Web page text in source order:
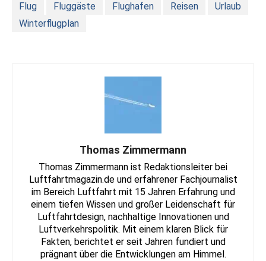
Flug
Fluggäste Flughafen Reisen
Urlaub
Winterflugplan
Thomas Zimmermann
Thomas Zimmermann ist Redaktionsleiter bei
Luftfahrtmagazin.de und erfahrener Fachjournalist
im Bereich Luftfahrt mit 15 Jahren Erfahrung und
einem tiefen Wissen und großer Leidenschaft für
Luftfahrtdesign, nachhaltige Innovationen und
Luftverkehrspolitik. Mit einem klaren Blick für
Fakten, berichtet er seit Jahren fundiert und
prägnant über die Entwicklungen am Himmel.